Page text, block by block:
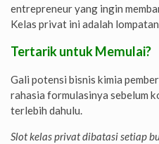
entrepreneur yang ingin
Kelas privat ini adalah
Tertarik untuk Memulai?
Gali potensi bisnis kimia
rahasia formulasinya sebelum
terlebih dahulu.
Slot kelas privat dibatasi setiap